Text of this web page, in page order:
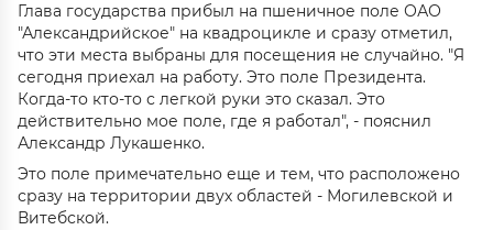
Глава государства прибыл на пшеничное поле ОАО
"Александрийское" на квадроцикле и сразу отметил,
что эти места выбраны для посещения не случайно. "Я
сегодня приехал на работу. Это поле Президента.
Когда-то кто-то с легкой руки это сказал. Это
действительно мое поле, где я работал", - пояснил
Александр Лукашенко.
Это поле примечательно еще и тем, что расположено
сразу на территории двух областей - Могилевской и
Витебской.